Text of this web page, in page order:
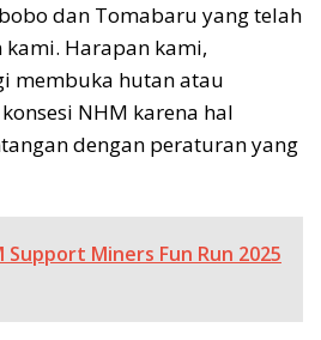
dan Tomabaru yang telah
Harapan kami,
membuka hutan atau
NHM karena hal
dengan peraturan yang
Support Miners Fun Run 2025